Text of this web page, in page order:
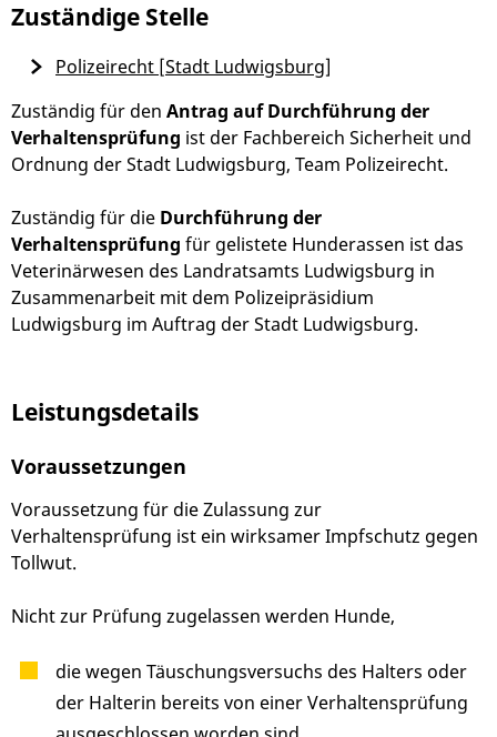
Zuständige Stelle
Zuständig für den Antrag auf Durchführung der
Verhaltensprüfung ist der Fachbereich Sicherheit und
Ordnung der Stadt Ludwigsburg, Team Polizeirecht.
Zuständig für die Durchführung der
Verhaltensprüfung für gelistete Hunderassen ist das
Veterinärwesen des Landratsamts Ludwigsburg in
Zusammenarbeit mit dem Polizeipräsidium
Ludwigsburg im Auftrag der Stadt Ludwigsburg.
Polizeirecht [Stadt Ludwigsburg]
Leistungsdetails
Voraussetzungen
Voraussetzung für die Zulassung zur
Verhaltensprüfung ist ein wirksamer Impfschutz gegen
Tollwut.
Nicht zur Prüfung zugelassen werden Hunde,
die wegen Täuschungsversuchs des Halters oder
der Halterin bereits von einer Verhaltensprüfung